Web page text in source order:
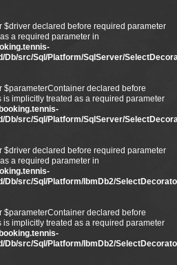
$driver declared before required parameter
a required parameter in
Db/src/Sql/Platform/SqlServer/
$parameterContainer declared before
implicitly treated as a required parameter
Db/src/Sql/Platform/SqlServer/
$driver declared before required parameter
a required parameter in
Db/src/Sql/Platform/IbmDb2/
$parameterContainer declared before
implicitly treated as a required parameter
Db/src/Sql/Platform/IbmDb2/